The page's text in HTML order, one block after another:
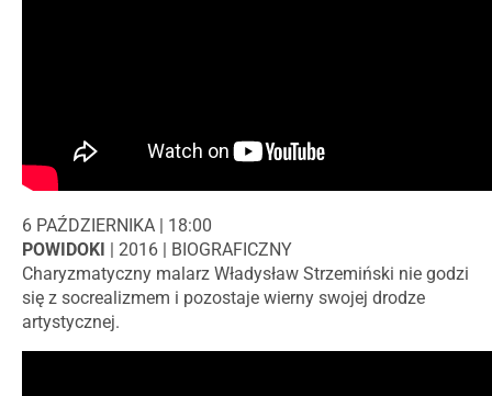
6 PAŹDZIERNIKA | 18:00
POWIDOKI
| 2016 | BIOGRAFICZNY
Charyzmatyczny malarz Władysław Strzemiński nie godzi
się z socrealizmem i pozostaje wierny swojej drodze
artystycznej.